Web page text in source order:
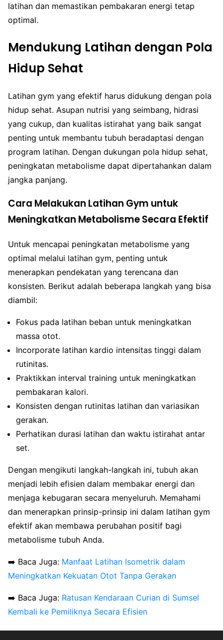
latihan dan memastikan pembakaran energi tetap
optimal.
Mendukung Latihan dengan Pola
Hidup Sehat
Latihan gym yang efektif harus didukung dengan pola
hidup sehat. Asupan nutrisi yang seimbang, hidrasi
yang cukup, dan kualitas istirahat yang baik sangat
penting untuk membantu tubuh beradaptasi dengan
program latihan. Dengan dukungan pola hidup sehat,
peningkatan metabolisme dapat dipertahankan dalam
jangka panjang.
Cara Melakukan Latihan Gym untuk
Meningkatkan Metabolisme Secara Efektif
Untuk mencapai peningkatan metabolisme yang
optimal melalui latihan gym, penting untuk
menerapkan pendekatan yang terencana dan
konsisten. Berikut adalah beberapa langkah yang bisa
diambil:
Fokus pada latihan beban untuk meningkatkan
massa otot.
Incorporate latihan kardio intensitas tinggi dalam
rutinitas.
Praktikkan interval training untuk meningkatkan
pembakaran kalori.
Konsisten dengan rutinitas latihan dan variasikan
gerakan.
Perhatikan durasi latihan dan waktu istirahat antar
set.
Dengan mengikuti langkah-langkah ini, tubuh akan
menjadi lebih efisien dalam membakar energi dan
menjaga kebugaran secara menyeluruh. Memahami
dan menerapkan prinsip-prinsip ini dalam latihan gym
efektif akan membawa perubahan positif bagi
metabolisme tubuh Anda.
➡️ Baca Juga: Manfaat Latihan Isometrik dalam
Meningkatkan Kekuatan Otot Tanpa Gerakan
➡️ Baca Juga: Ratusan Kendaraan Curian di Sumsel
Kembali ke Pemiliknya Secara Efisien